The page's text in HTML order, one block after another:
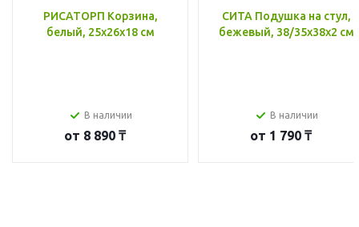
РИСАТОРП Корзина,
белый, 25x26x18 см
В наличии
от 8 890 ₸
СИТА Подушка на стул,
бежевый, 38/35x38x2 см
В наличии
от 1 790 ₸